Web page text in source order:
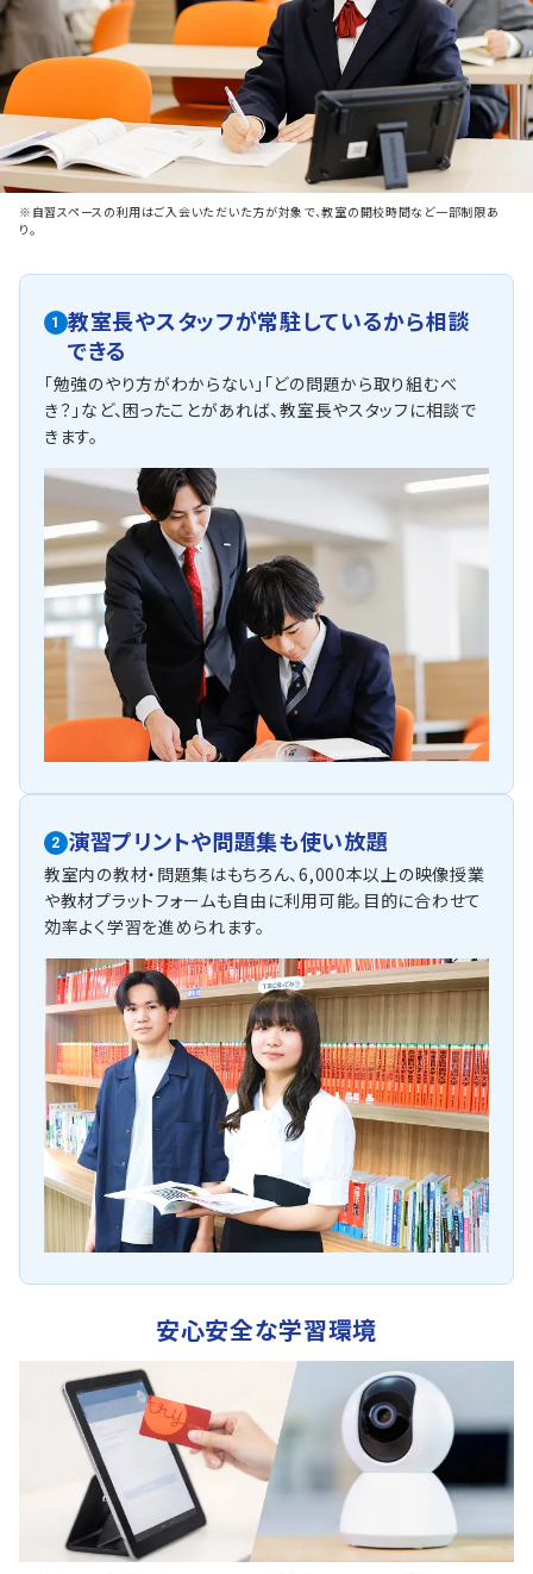
※自習スペースの利用はご入会いただいた方が対象で、教室の開校時間など一部制限あ
り。
1
教室長やスタッフが常駐しているから相談
できる
「勉強のやり方がわからない」「どの問題から取り組むべ
き？」など、困ったことがあれば、教室長やスタッフに相談で
きます。
2 演習プリントや問題集も使い放題
教室内の教材・問題集はもちろん、6,000本以上の映像授業
や教材プラットフォームも自由に利用可能。目的に合わせて
効率よく学習を進められます。
安心安全な学習環境